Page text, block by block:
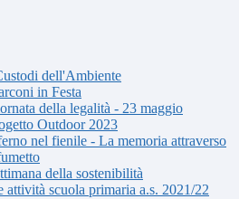
dell'Ambiente
in Festa
della legalità - 23 maggio
Outdoor 2023
nel fienile - La memoria attraverso
della sostenibilità
attività scuola primaria a.s. 2021/22